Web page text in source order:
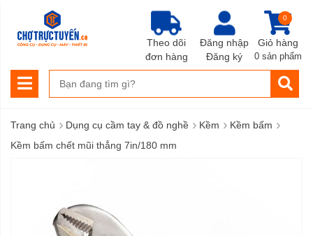
Đăng nhập
Đăng ký
Giỏ hàng
0
0 sản phẩm
Theo dõi
đơn hàng
Trang chủ › Dụng cụ cầm tay & đồ nghề › Kềm › Kềm bấm ›
Kềm bấm chết mũi thẳng 7in/180 mm